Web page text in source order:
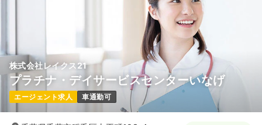
株式会社レイクス21
プラチナ・デイサービスセンターいなげ
エージェント求人 車通勤可